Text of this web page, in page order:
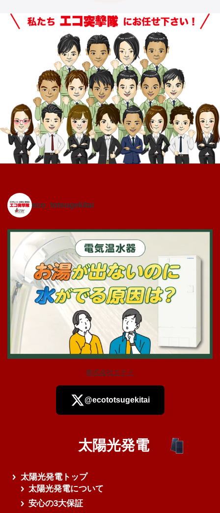
eco_totsugekitai
さらに読み込む
株式会社ステイ
@ecototsugekitai
太陽光発電
太陽光発電トップ
太陽光発電について
安心の3大保証